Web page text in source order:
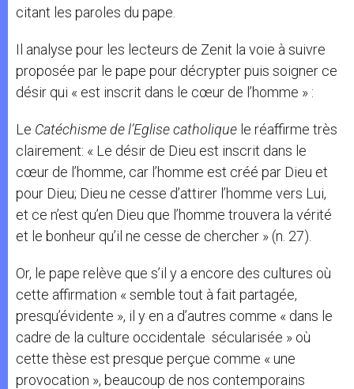
citant les paroles du pape.
Il analyse pour les lecteurs de Zenit la voie à suivre
proposée par le pape pour décrypter puis soigner ce
désir qui « est inscrit dans le cœur de l’homme » :
Le Catéchisme de l’Eglise catholique le réaffirme très
clairement: « Le désir de Dieu est inscrit dans le
cœur de l’homme, car l’homme est créé par Dieu et
pour Dieu; Dieu ne cesse d’attirer l’homme vers Lui,
et ce n’est qu’en Dieu que l’homme trouvera la vérité
et le bonheur qu’il ne cesse de chercher » (n. 27).
Or, le pape relève que s’il y a encore des cultures où
cette affirmation « semble tout à fait partagée,
presqu’évidente », il y en a d’autres comme « dans le
cadre de la culture occidentale sécularisée » où
cette thèse est presque perçue comme « une
provocation », beaucoup de nos contemporains